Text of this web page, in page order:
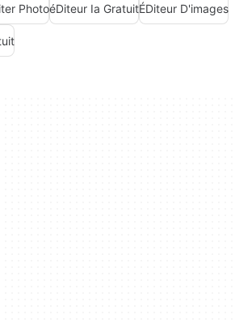
PhotoéDiteur Ia GratuitÉDiteur D'images